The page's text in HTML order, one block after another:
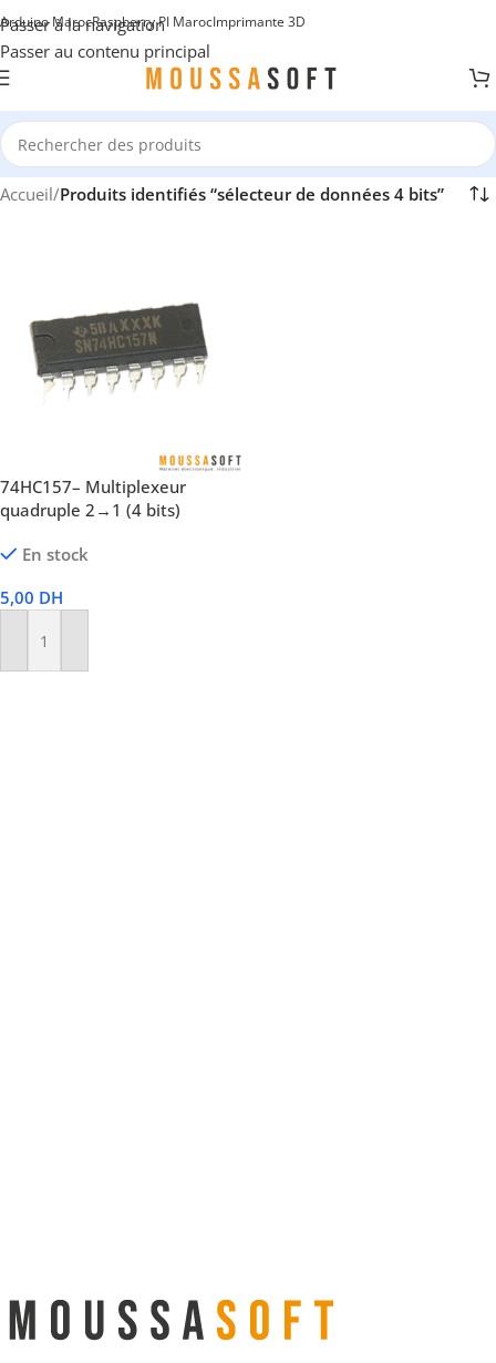
Passer à la navigation
Passer au contenu principal
Arduino MarocRaspberry PI MarocImprimante 3D
Accueil/Produits identifiés “sélecteur de données 4 bits”
74HC157– Multiplexeur
quadruple 2→1 (4 bits)
En stock
5,00 DH
Ajouter Au Panier